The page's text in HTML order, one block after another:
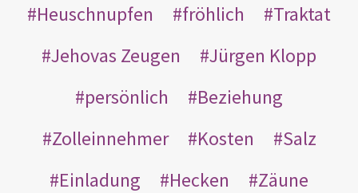
Heuschnupfen
fröhlich
Traktat
Jehovas Zeugen
Jürgen Klopp
persönlich
Beziehung
Zolleinnehmer
Kosten
Salz
Einladung
Hecken
Zäune